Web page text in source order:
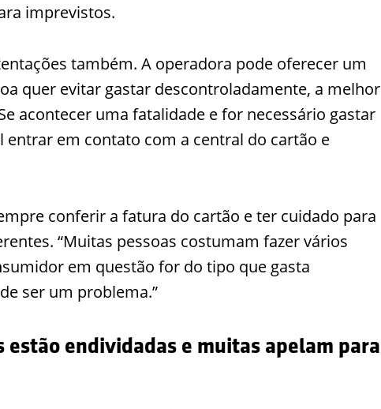
imprevistos.
também. A operadora pode oferecer um
quer evitar gastar descontroladamente, a melhor
acontecer uma fatalidade e for necessário gastar
entrar em contato com a central do cartão e
conferir a fatura do cartão e ter cuidado para
“Muitas pessoas costumam fazer vários
em questão for do tipo que gasta
ser um problema.”
endividadas e muitas apelam para